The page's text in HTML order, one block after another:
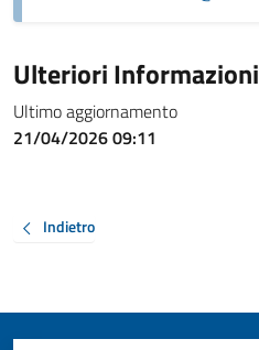
Ulteriori Informazioni
Ultimo aggiornamento
21/04/2026 09:11
Indietro